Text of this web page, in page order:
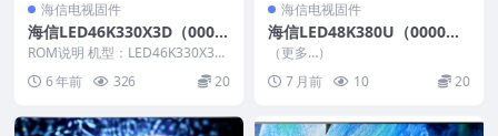
海信电视固件
海信LED46K330X3D（000
0）BOM1原装救砖刷机电视
固件包
ROM说明 机型：LED46K330X3D
固件版本：（0000） BOM：1 ...
6 年前 326 20
海信电视固件
海信LED48K380U（0000）
BOM1_C009_20151106_U盘
刷机固件
（更多…）
7 月前
10 20